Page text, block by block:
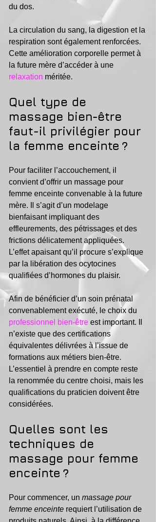
du dos.
La circulation du sang, la digestion et la
respiration sont également renforcées.
Cette amélioration corporelle permet à
la future mère d’accéder à une
relaxation méritée.
Quel type de
massage bien-être
faut-il privilégier pour
la femme enceinte ?
Pour faciliter l’accouchement, il
convient d’offrir un massage pour
femme enceinte convenable à la future
mère. Il s’agit d’un modelage
bienfaisant impliquant des
effleurements, des pétrissages et des
frictions délicatement appliquées.
L’effet apaisant qu’il procure s’explique
par la libération des ocytocines
qualifiées d’hormones du plaisir.
Afin de bénéficier d’un soin prénatal
convenablement exécuté, le choix du
professionnel bien-être est important. Il
n’existe que des certifications
équivalentes délivrées à l’issue de
formations aux métiers bien-être.
L’essentiel à prendre en compte reste
la renommée du centre choisi, mais les
qualifications du praticien doivent être
considérées.
Quelles sont les
techniques de
massage pour femme
enceinte ?
Pour commencer, un massage pour
femme enceinte requiert l’utilisation de